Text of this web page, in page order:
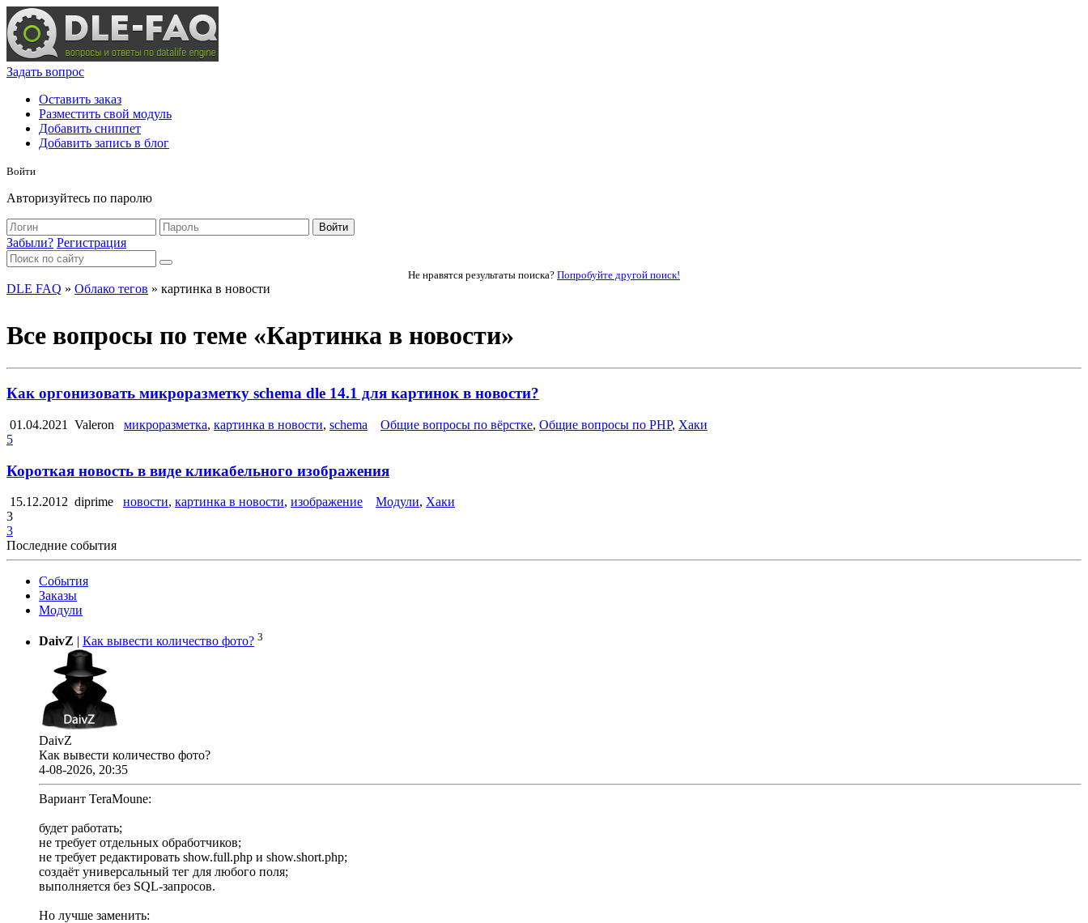
Задать вопрос
Оставить заказ
Разместить свой модуль
Добавить сниппет
Добавить запись в блог
Войти
Авторизуйтесь по паролю
Войти
Забыли? Регистрация
Не нравятся результаты поиска? Попробуйте другой поиск!
DLE FAQ » Облако тегов » картинка в новости
Все вопросы по теме «Картинка в новости»
Как оргонизовать микроразметку schema dle 14.1 для картинок в новости?
01.04.2021 Valeron микроразметка, картинка в новости, schema Общие вопросы по вёрстке, Общие вопросы по PHP, Хаки
5
Короткая новость в виде кликабельного изображения
15.12.2012 diprime новости, картинка в новости, изображение Модули, Хаки
3
3
Последние события
События
Заказы
Модули
DaivZ Как вывести количество фото? 3
DaivZ
Как вывести количество фото?
4-08-2026, 20:35
Вариант TeraMoune:
будет работать;
не требует отдельных обработчиков;
не требует редактировать show.full.php и show.short.php;
создаёт универсальный тег для любого поля;
выполняется без SQL-запросов.
Но лучше заменить: